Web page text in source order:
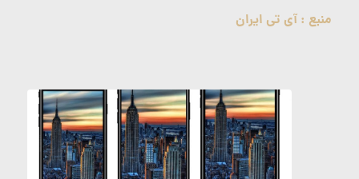
منبع : آی تی ایران